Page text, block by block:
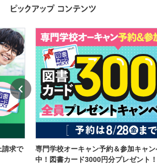
請求で
専門学校オーキャン予約＆参加キャ
中！図書カード3000円分プレゼント！